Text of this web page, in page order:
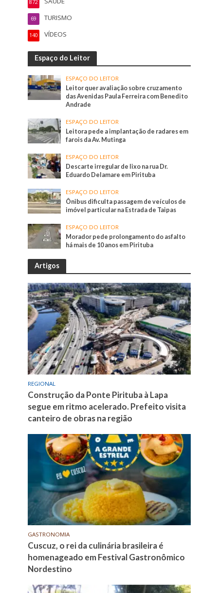
872
TURISMO
69
VÍDEOS
140
Espaço do Leitor
ESPAÇO DO LEITOR
Leitor quer avaliação sobre cruzamento
das Avenidas Paula Ferreira com Benedito
Andrade
ESPAÇO DO LEITOR
Leitora pede a implantação de radares em
farois da Av. Mutinga
ESPAÇO DO LEITOR
Descarte irregular de lixo na rua Dr.
Eduardo Delamare em Pirituba
ESPAÇO DO LEITOR
Ônibus dificulta passagem de veículos de
imóvel particular na Estrada de Taipas
ESPAÇO DO LEITOR
Morador pede prolongamento do asfalto
há mais de 10 anos em Pirituba
Artigos
REGIONAL
Construção da Ponte Pirituba à Lapa
segue em ritmo acelerado. Prefeito visita
canteiro de obras na região
GASTRONOMIA
Cuscuz, o rei da culinária brasileira é
homenageado em Festival Gastronômico
Nordestino